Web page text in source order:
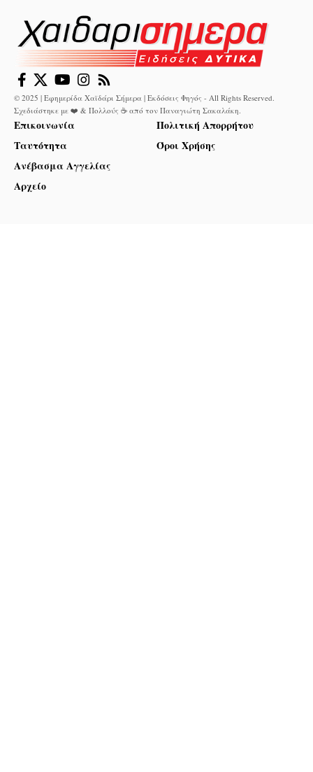
© 2025 | Εφημερίδα Χαϊδάρι Σήμερα | Εκδόσεις Φηγός - All Rights Reserved.
Σχεδιάστηκε με ❤️ & Πολλούς ☕ από τον Παναγιώτη Σακαλάκη
Επικοινωνία
Ταυτότητα
Ανέβασμα Αγγελίας
Αρχείο
Πολιτική Απορρήτου
Όροι Χρήσης